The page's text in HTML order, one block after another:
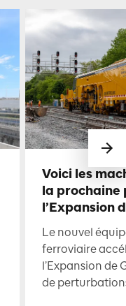
Voici les
la prochaine
l’Expansion
Le nouvel
ferroviaire
l’Expansion de
de